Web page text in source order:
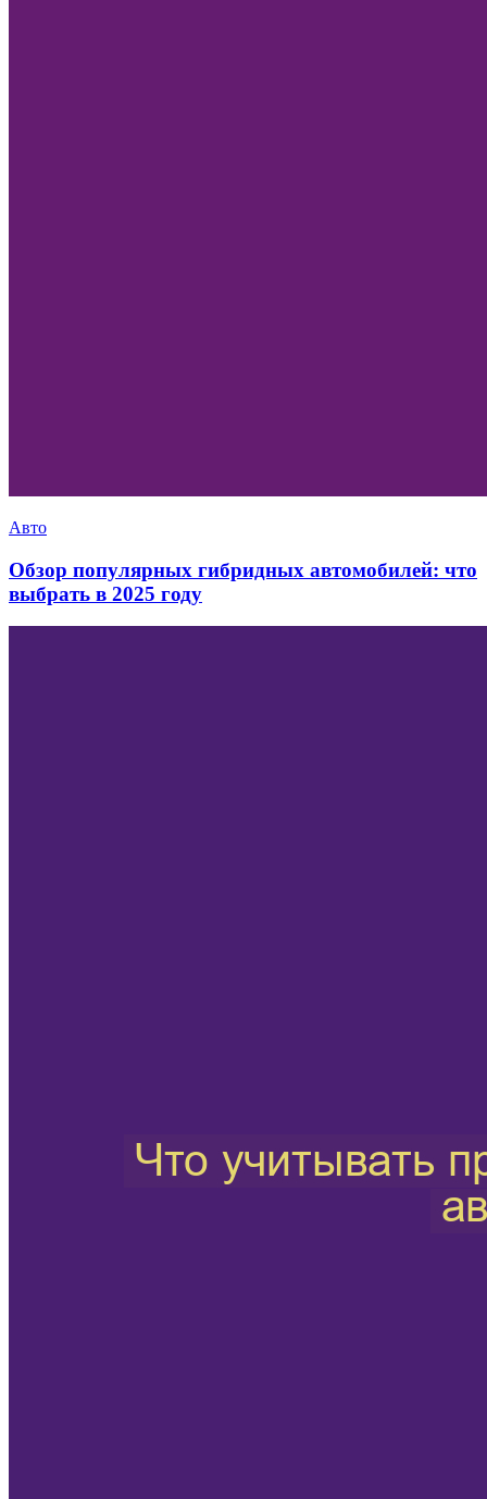
Авто
Обзор популярных гибридных автомобилей: что
выбрать в 2025 году